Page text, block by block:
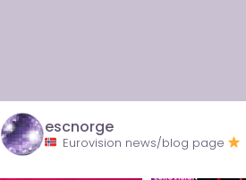
escnorge
Eurovision news/blog page